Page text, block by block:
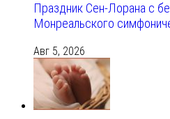
Праздник Сен-Лорана с
Монреальского
Авг 5, 2026